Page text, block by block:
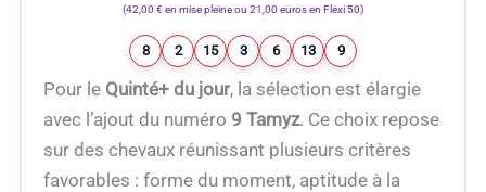
(42,00 € en mise pleine ou 21,00 euros en Flexi 50)
8 2 15 3 6 13 9
Pour le Quinté+ du jour, la sélection est élargie
avec l’ajout du numéro 9 Tamyz. Ce choix repose
sur des chevaux réunissant plusieurs critères
favorables : forme du moment, aptitude à la